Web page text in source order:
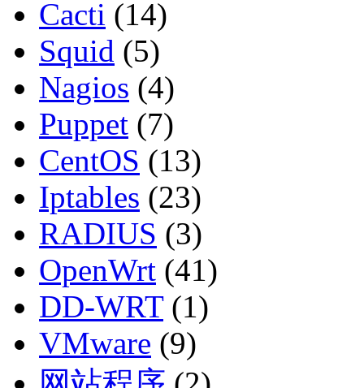
Cacti (14)
Squid (5)
Nagios (4)
Puppet (7)
CentOS (13)
Iptables (23)
RADIUS (3)
OpenWrt (41)
DD-WRT(1)
VMware (9)